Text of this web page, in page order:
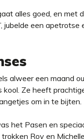
alles goed, en met
jubelde een
alweer een maand
kool. Ze heeft
om in te bijten.
het Pasen en
Roy en